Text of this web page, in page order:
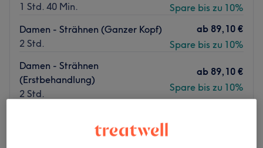
1 Std. 40 Min.
Spare bis zu 10%
Damen - Strähnen (Ganzer Kopf)
2 Std.
ab 89,10 €
Spare bis zu 10%
Damen - Strähnen
(Erstbehandlung)
2 Std.
ab 89,10 €
Spare bis zu 10%